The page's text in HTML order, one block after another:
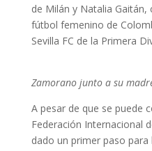
de Milán y Natalia Gaitán,
fútbol femenino de
Sevilla FC de la Primera
Zamorano junto a su
A pesar de que se puede
Federación Internacional
dado un primer paso